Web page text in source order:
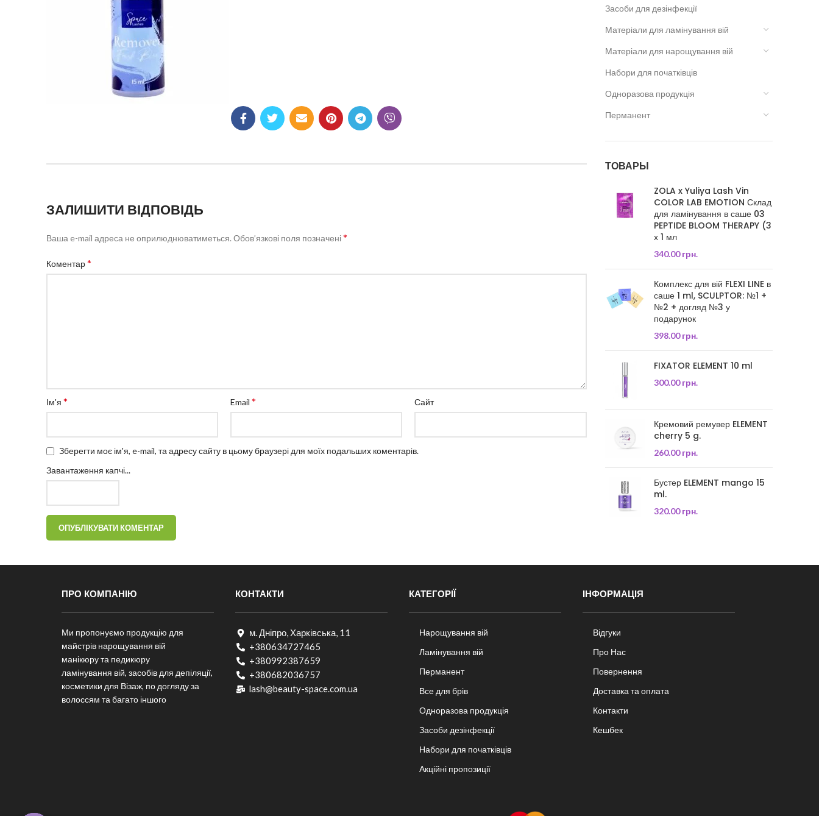
ЗАЛИШИТИ ВІДПОВІДЬ
Ваша e-mail адреса не оприлюднюватиметься. Обов’язкові поля позначені*
Коментар*
Ім'я * Email* Сайт
Зберегти моє ім'я, e-mail, та адресу сайту в цьому браузері для моїх подальших коментарів.
Завантаження капчі...
Засоби для дезінфекції
Матеріали для ламінування вій
Матеріали для нарощування вій
Набори для початківців
Одноразова продукція
Перманент
ТОВАРЫ
ZOLA x Yuliya Lash Vin
COLOR LAB EMOTION Склад
для ламінування в саше 03
PEPTIDE BLOOM THERAPY (3
х 1 мл
340.00грн.
Комплекс для вій FLEXI LINE в
саше 1 ml, SCULPTOR: №1 +
№2 + догляд №3 у
подарунок
398.00грн.
FIXATOR ELEMENT 10 ml
300.00грн.
Кремовий ремувер ELEMENT
cherry 5 g.
260.00грн.
Бустер ELEMENT mango 15
ml.
320.00грн.
ПРО КОМПАНІЮ
Ми пропонуємо продукцію для
майстрів нарощування вій
манікюру та педикюру
ламінування вій, засобів для депіляції,
косметики для Візаж, по догляду за
волоссям та багато іншого
КОНТАКТИ
м. Дніпро, Харківська, 11
+380634727465
+380992387659
+380682036757​
lash@beauty-space.com.ua
КАТЕГОРІЇ
Нарощування вій
Ламінування вій
Перманент
Все для брів
Одноразова продукція
Засоби дезінфекції
Набори для початківців
Акційні пропозиції
ІНФОРМАЦІЯ
Відгуки
Про Нас
Повернення
Доставка та оплата
Контакти
Кешбек